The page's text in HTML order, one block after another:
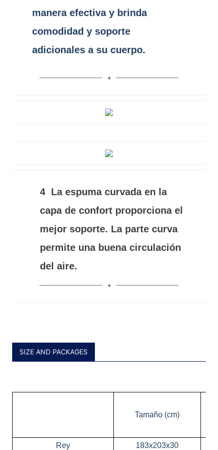
manera efectiva y brinda
comodidad y soporte
adicionales a su cuerpo.
4 La espuma curvada en la
capa de confort proporciona el
mejor soporte. La parte curva
permite una buena circulación
del aire.
SIZE AND PACKAGES
Tamaño (cm)
Rey
183x203x30